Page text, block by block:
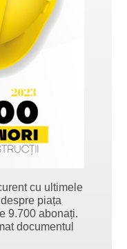
cu ultimele
piața
9.700 abonați.
documentul